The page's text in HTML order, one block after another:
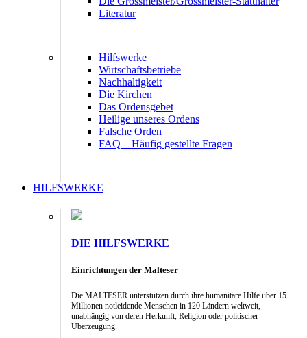
Literatur
Hilfswerke
Wirtschaftsbetriebe
Nachhaltigkeit
Die Kirchen
Das Ordensgebet
Heilige unseres Ordens
Falsche Orden
FAQ – Häufig gestellte Fragen
HILFSWERKE
DIE HILFSWERKE
Einrichtungen der Malteser
Die MALTESER unterstützen durch ihre humanitäre Hilfe über 15
Millionen notleidende Menschen in 120 Ländern weltweit,
unabhängig von deren Herkunft, Religion oder politischer
Überzeugung.